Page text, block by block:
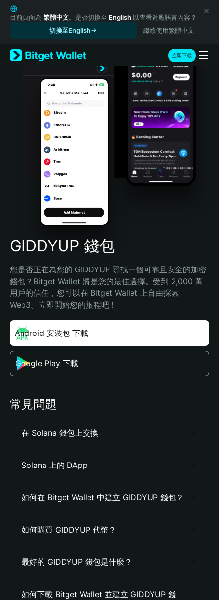
English
日本語
Русский
Español (Latinoamérica)
Türkçe
Português (Portugal)
Bahasa Indonesia
Português (Brasil)
Español (Argentina)
目前頁面為 繁體中文。是否切換至 English 以查看對應語言內容？
切換至English
繼續使用繁體中文
立即下載
GIDDYUP 錢包
您是否正在為您的 GIDDYUP 尋找一個可靠且安全的加密
錢包？Bitget Wallet 將是您的最佳選擇。受到 2,000 萬
用戶的信任，您可以在 Bitget Wallet 上自由探索
Web3。立即開始您的旅程吧！
Android 安裝包 下載
Google Play 下載
常見問題
在 Solana 錢包上交換
Solana 上的 DApp
如何在 Bitget Wallet 中建立 GIDDYUP 錢包？
如何購買 GIDDYUP 代幣？
最好的 GIDDYUP 錢包是什麼？
如何下載 Bitget Wallet 並建立 GIDDYUP 錢